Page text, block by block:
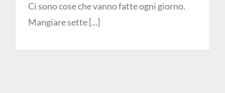
Ci sono cose che vanno fatte ogni giorno.
Mangiare sette [...]